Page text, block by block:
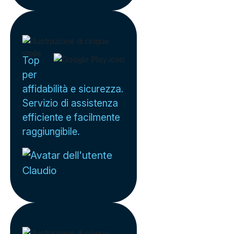
Top
per
affidabilità e sicurezza.
Servizio di assistenza
efficiente e facilmente
raggiungibile.
Claudio